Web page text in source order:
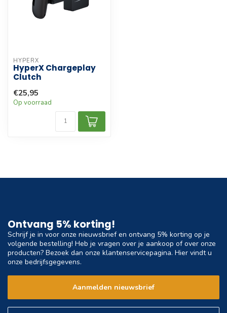
HYPERX
HyperX Chargeplay
Clutch
€25,95
Op voorraad
Ontvang 5% korting!
Schrijf je in voor onze nieuwsbrief en ontvang 5% korting op je
volgende bestelling! Heb je vragen over je aankoop of over onze
producten? Bezoek dan onze klantenservicepagina. Hier vindt u
onze bedrijfsgegevens.
Aanmelden nieuwsbrief